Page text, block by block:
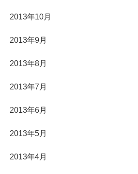
2013年10月
2013年9月
2013年8月
2013年7月
2013年6月
2013年5月
2013年4月